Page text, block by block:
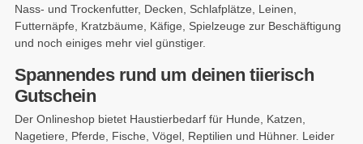
Nass- und Trockenfutter, Decken, Schlafplätze, Leinen,
Futternäpfe, Kratzbäume, Käfige, Spielzeuge zur Beschäftigung
und noch einiges mehr viel günstiger.
Spannendes rund um deinen tiierisch
Gutschein
Der Onlineshop bietet Haustierbedarf für Hunde, Katzen,
Nagetiere, Pferde, Fische, Vögel, Reptilien und Hühner. Leider